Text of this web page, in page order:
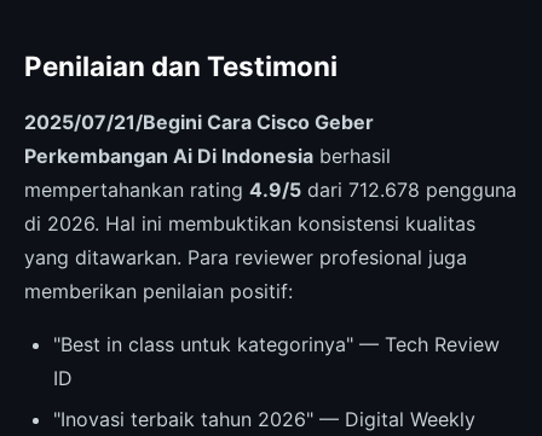
Penilaian dan Testimoni
2025/07/21/Begini Cara Cisco Geber
Perkembangan Ai Di Indonesia berhasil
mempertahankan rating 4.9/5 dari 712.678 pengguna
di 2026. Hal ini membuktikan konsistensi kualitas
yang ditawarkan. Para reviewer profesional juga
memberikan penilaian positif:
"Best in class untuk kategorinya" — Tech Review
ID
"Inovasi terbaik tahun 2026" — Digital Weekly